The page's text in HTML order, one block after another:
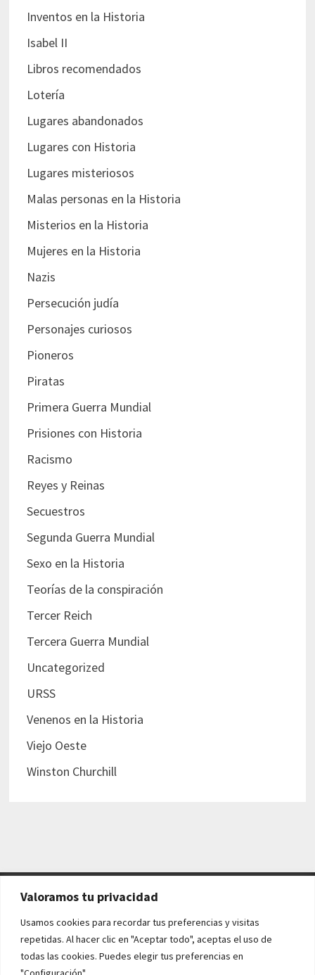
Valoramos tu privacidad
Usamos cookies para recordar tus preferencias y visitas
repetidas. Al hacer clic en "Aceptar todo", aceptas el uso de
todas las cookies. Puedes elegir tus preferencias en
Inventos en la Historia
Isabel II
Libros recomendados
Lotería
Lugares abandonados
Lugares con Historia
Lugares misteriosos
Malas personas en la Historia
Misterios en la Historia
Mujeres en la Historia
Nazis
Persecución judía
Personajes curiosos
Pioneros
Piratas
Primera Guerra Mundial
Prisiones con Historia
Racismo
Reyes y Reinas
Secuestros
Segunda Guerra Mundial
Sexo en la Historia
Teorías de la conspiración
Tercer Reich
Tercera Guerra Mundial
Uncategorized
URSS
Venenos en la Historia
Viejo Oeste
Winston Churchill
AVISO LEGAL Y POLÍTICAS
Aviso legal